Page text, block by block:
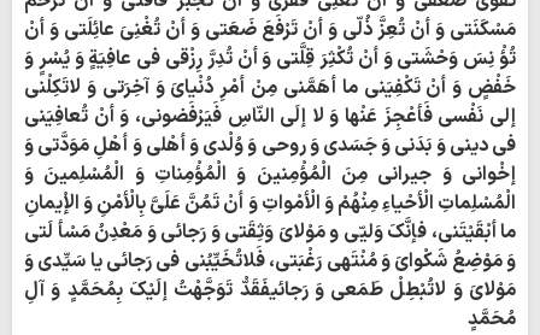
مَسْکَنَتی وَ أنْ تُعِزَّ ذُلّی وَ أنْ تَرْفَعَ ضَعَتی وَ أنْ تُغْنِیَ عائِلَتی وَ أنْ
تُؤْ نِسَ وَحْشَتی وَ أنْ تُکْثِرَ قِلَّتی وَ أنْ تُدِرَّ رِزْقی فی عافِیَةٍ وَ یُسْرٍ وَ
خَفْضٍ وَ أنْ تَکْفِیَنی ما أهَمَّنی مِنْ أمْرِ دُنْیایَ وَ آخِرَتی وَ لاتَکِلْنی
إلی نَفْسی فَأعْجِزَ عَنْها وَ لا إلَی النّاسِ فَیَرْفَضونی، وَ أنْ تُعافِیَنی
فی دینی وَ بَدَنی وَ جَسَدی وَ روحی وَ وُلْدی وَ أهْلی وَ أهْلِ مَوَدَّتی وَ
إخْوانی وَ جیرانی مِنَ الْمُؤْمِنینَ وَ الْمُؤْمِناتِ وَ الْمُسْلِمینَ وَ
الْمُسْلِماتِ الْأحْیاءِ مِنْهُمْ وَ الْأمْواتِ وَ أنْ تَمُنَّ عَلَیَّ بِالْأمْنِ وَ الإْیمانِ
ما أبْقَیْتَنی، فإنَّکَ وَلیّی و مَوْلایَ وَثِقَتی وَ رَجائی وَ مَعْدِنُ مَسْأ لَتی
وَ مَوْضِعُ شَکْوایَ وَ مُنْتَهی رَغْبَتی، فَلاتُخَیِّبُنی فی رَجائی یا سَیِّدی وَ
مَوْلایَ وَ لاتُبْطِلْ طَمَعی وَ رَجائی‏فَقَدّْ تَوَجَّهْتُ إلَیْکَ بِمُحَمَّدٍ وَ آلِ
مُحَمَّدٍ